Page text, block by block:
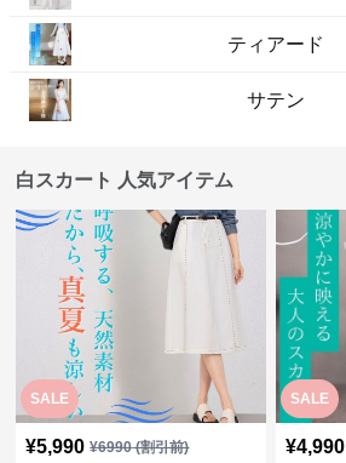
ティアード
サテン
白スカート 人気アイテム
SALE
¥5,990 ¥6990(割引前)
SALE
¥4,990